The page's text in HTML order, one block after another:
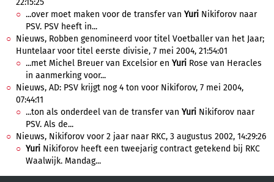
22:15:25
...over moet maken voor de transfer van Yuri Nikiforov naar
PSV. PSV heeft in...
Nieuws, Robben genomineerd voor titel Voetballer van het Jaar;
Huntelaar voor titel eerste divisie, 7 mei 2004, 21:54:01
...met Michel Breuer van Excelsior en Yuri Rose van Heracles
in aanmerking voor...
Nieuws, AD: PSV krijgt nog 4 ton voor Nikiforov, 7 mei 2004,
07:44:11
...ton als onderdeel van de transfer van Yuri Nikiforov naar
PSV. Als de...
Nieuws, Nikiforov voor 2 jaar naar RKC, 3 augustus 2002, 14:29:26
Yuri Nikiforov heeft een tweejarig contract getekend bij RKC
Waalwijk. Mandag...